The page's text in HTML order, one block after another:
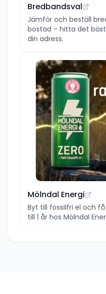
Bredbandsval
Jämför och beställ
bostad – hitta det
din adress.
Mölndal Energi
Byt till fossilfri el och
till 1 år hos Mölndal